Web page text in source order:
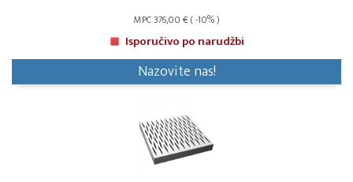
MPC 376,00 € ( -10% )
Isporučivo po narudžbi
Nazovite nas!